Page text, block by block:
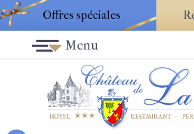
Offres spéciales
Menu